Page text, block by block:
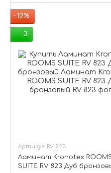
−12%
3
Артикул: RV 823
Ламинат Kronotex
SUITE RV 823 Дуб